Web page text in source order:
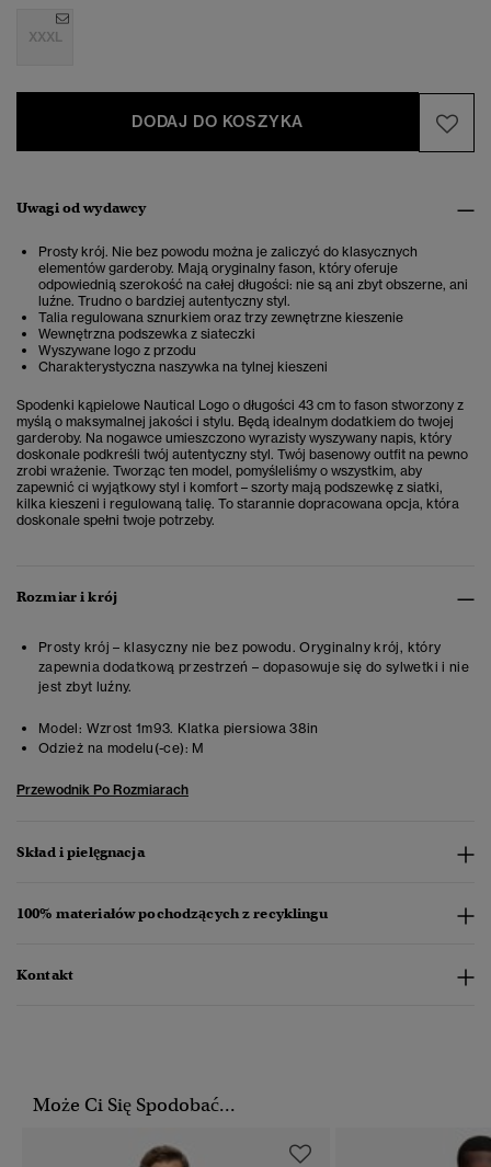
XXXL
DODAJ DO KOSZYKA
Uwagi od wydawcy
Prosty krój. Nie bez powodu można je zaliczyć do klasycznych
elementów garderoby. Mają oryginalny fason, który oferuje
odpowiednią szerokość na całej długości: nie są ani zbyt obszerne, ani
luźne. Trudno o bardziej autentyczny styl.
Talia regulowana sznurkiem oraz trzy zewnętrzne kieszenie
Wewnętrzna podszewka z siateczki
Wyszywane logo z przodu
Charakterystyczna naszywka na tylnej kieszeni
Spodenki kąpielowe Nautical Logo o długości 43 cm to fason stworzony z
myślą o maksymalnej jakości i stylu. Będą idealnym dodatkiem do twojej
garderoby. Na nogawce umieszczono wyrazisty wyszywany napis, który
doskonale podkreśli twój autentyczny styl. Twój basenowy outfit na pewno
zrobi wrażenie. Tworząc ten model, pomyśleliśmy o wszystkim, aby
zapewnić ci wyjątkowy styl i komfort – szorty mają podszewkę z siatki,
kilka kieszeni i regulowaną talię. To starannie dopracowana opcja, która
doskonale spełni twoje potrzeby.
Rozmiar i krój
Prosty krój – klasyczny nie bez powodu. Oryginalny krój, który
zapewnia dodatkową przestrzeń – dopasowuje się do sylwetki i nie
jest zbyt luźny.
Model: Wzrost 1m93. Klatka piersiowa 38in
Odzież na modelu(-ce): M
Przewodnik Po Rozmiarach
Skład i pielęgnacja
100% materiałów pochodzących z recyklingu
Kontakt
Może Ci Się Spodobać...